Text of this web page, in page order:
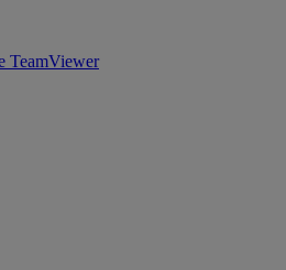
TeamViewer